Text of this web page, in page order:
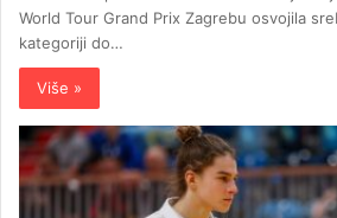
World Tour Grand Prix Zagrebu osvojila
kategoriji do…
Više »